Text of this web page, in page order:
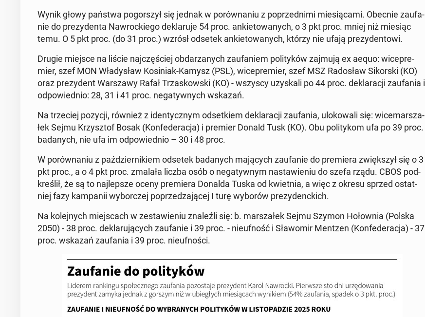
Wynik głowy państwa po­gor­szył się jednak w po­rów­na­niu z po­przed­ni­mi mie­sią­ca­mi. Obecnie za­ufa­
nie do pre­zy­den­ta Na­wroc­kie­go de­kla­ru­je 54 proc. an­kie­to­wa­nych, o 3 pkt proc. mniej niż miesiąc
temu. O 5 pkt proc. (do 31 proc.) wzrósł odsetek an­kie­to­wa­nych, którzy nie ufają pre­zy­den­to­wi.
Drugie miejsce na liście naj­czę­ściej ob­da­rza­nych za­ufa­niem po­li­ty­ków zajmują ex aequo: wi­ce­pre­
mier, szef MON Wła­dy­sław Ko­si­niak-Kamysz (PSL), wi­ce­pre­mier, szef MSZ Ra­do­sław Si­kor­ski (KO)
oraz pre­zy­dent War­sza­wy Rafał Trza­skow­ski (KO) - wszyscy uzy­ska­li po 44 proc. de­kla­ra­cji za­ufa­nia i
od­po­wied­nio: 28, 31 i 41 proc. ne­ga­tyw­nych wskazań.
Na trze­ciej pozycji, również z iden­tycz­nym od­set­kiem de­kla­ra­cji za­ufa­nia, ulo­ko­wa­li się: wi­ce­mar­sza­
łek Sejmu Krzysz­tof Bosak (Kon­fe­de­ra­cja) i premier Donald Tusk (KO). Obu po­li­ty­kom ufa po 39 proc.
ba­da­nych, nie ufa im od­po­wied­nio – 30 i 48 proc.
W po­rów­na­niu z paź­dzier­ni­kiem odsetek ba­da­nych ma­ją­cych za­ufa­nie do pre­mie­ra zwięk­szył się o 3
pkt proc., a o 4 pkt proc. zmalała liczba osób o ne­ga­tyw­nym na­sta­wie­niu do szefa rządu. CBOS pod­
kre­ślił, że są to naj­lep­sze oceny pre­mie­ra Donalda Tuska od kwiet­nia, a więc z okresu sprzed ostat­
niej fazy kam­pa­nii wy­bor­czej po­prze­dza­ją­cej I turę wyborów pre­zy­denc­kich.
Na ko­lej­nych miej­scach w ze­sta­wie­niu zna­leź­li się: b. mar­sza­łek Sejmu Szymon Ho­łow­nia (Polska
2050) - 38 proc. de­kla­ru­ją­cych za­ufa­nie i 39 proc. - nie­uf­ność i Sła­wo­mir Mentzen (Kon­fe­de­ra­cja) - 37
proc. wskazań za­ufa­nia i 39 proc. nie­uf­no­ści.